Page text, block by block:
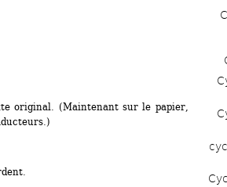
original. (Maintenant sur le papier,